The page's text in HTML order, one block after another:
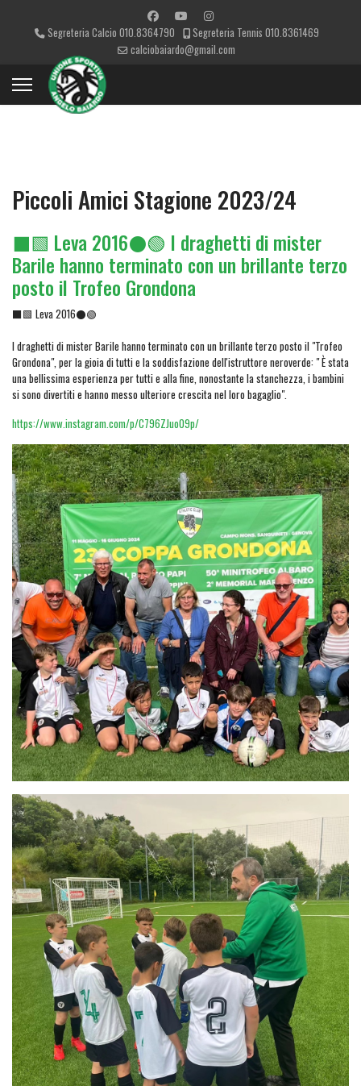
Segreteria Calcio 010.8364790
Segreteria Tennis 010.8361469
calciobaiardo@gmail.com
Piccoli Amici Stagione 2023/24
⬛🟩 Leva 2016⚫🟢 I draghetti di mister
Barile hanno terminato con un brillante terzo
posto il Trofeo Grondona
⬛🟩 Leva 2016⚫🟢
I draghetti di mister Barile hanno terminato con un brillante terzo posto il "Trofeo
Grondona", per la gioia di tutti e la soddisfazione dell'istruttore neroverde: " È stata
una bellissima esperienza per tutti e alla fine, nonostante la stanchezza, i bambini
si sono divertiti e hanno messo ulteriore crescita nel loro bagaglio".
https://www.instagram.com/p/C796ZJuoO9p/